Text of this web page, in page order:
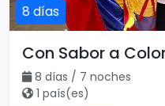
8 días
Con Sabor a
8 días / 7 noches
1 país(es)